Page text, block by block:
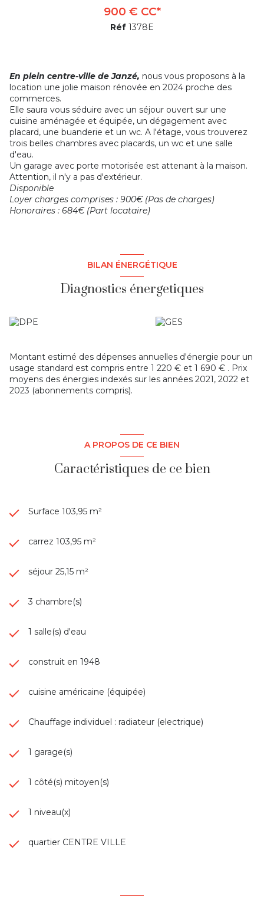
900 € CC*
Réf 1378E
En plein centre-ville de Janzé, nous vous proposons à la
location une jolie maison rénovée en 2024 proche des
commerces.
Elle saura vous séduire avec un séjour ouvert sur une
cuisine aménagée et équipée, un dégagement avec
placard, une buanderie et un wc. A l'étage, vous trouverez
trois belles chambres avec placards, un wc et une salle
d'eau.
Un garage avec porte motorisée est attenant à la maison.
Attention, il n'y a pas d'extérieur.
Disponible
Loyer charges comprises : 900€ (Pas de charges)
Honoraires : 684€ (Part locataire)
BILAN ÉNERGÉTIQUE
Diagnostics énergetiques
Montant estimé des dépenses annuelles d'énergie pour un
usage standard est compris entre 1 220 € et 1 690 € . Prix
moyens des énergies indexés sur les années 2021, 2022 et
2023 (abonnements compris).
A PROPOS DE CE BIEN
Caractéristiques de ce bien
Surface 103,95 m²
carrez 103,95 m²
séjour 25,15 m²
3 chambre(s)
1 salle(s) d'eau
construit en 1948
cuisine américaine (équipée)
Chauffage individuel : radiateur (electrique)
1 garage(s)
1 côté(s) mitoyen(s)
1 niveau(x)
quartier CENTRE VILLE